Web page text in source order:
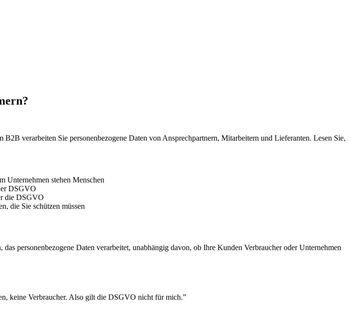
verarbeiten Sie personenbezogene Daten von Ansprechpartnern, Mitarbeitern und Lieferanten. Lesen Sie,
Unternehmen stehen Menschen
DSGVO
die DSGVO
die Sie schützen müssen
personenbezogene Daten verarbeitet, unabhängig davon, ob Ihre Kunden Verbraucher oder Unternehmen
keine Verbraucher. Also gilt die DSGVO nicht für mich.”